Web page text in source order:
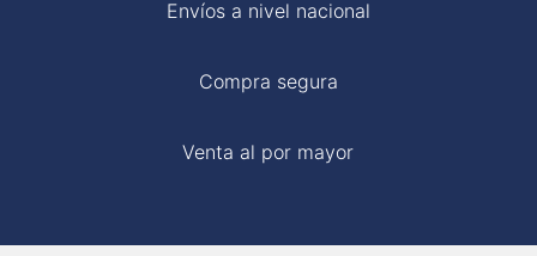
Envíos a nivel nacional
Compra segura
Venta al por mayor